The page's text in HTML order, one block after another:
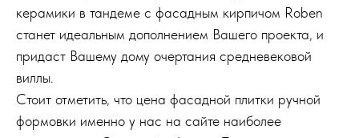
керамики в тандеме с фасадным кирпичом Roben
станет идеальным дополнением Вашего проекта, и
придаст Вашему дому очертания средневековой
виллы.
Стоит отметить, что цена фасадной плитки ручной
формовки именно у нас на сайте наиболее